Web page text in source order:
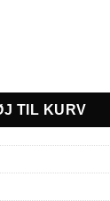
antal
TIL KURV